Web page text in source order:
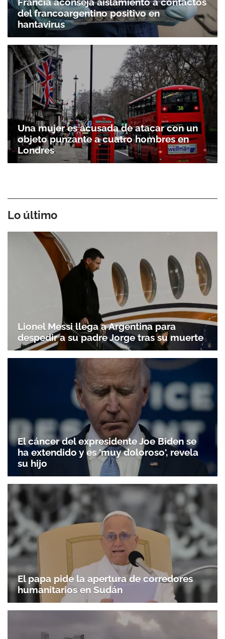
del francoargentino positivo en
hantavirus
Una mujer es acusada de atacar con un
objeto punzante a cuatro hombres en
Londres
Lo último
Lionel Messi llega a Argentina para
despedir a su padre Jorge tras su muerte
El cáncer del expresidente Joe Biden se
ha extendido y es 'muy doloroso', revela
su hijo
El papa pide la apertura de corredores
humanitarios en Sudán